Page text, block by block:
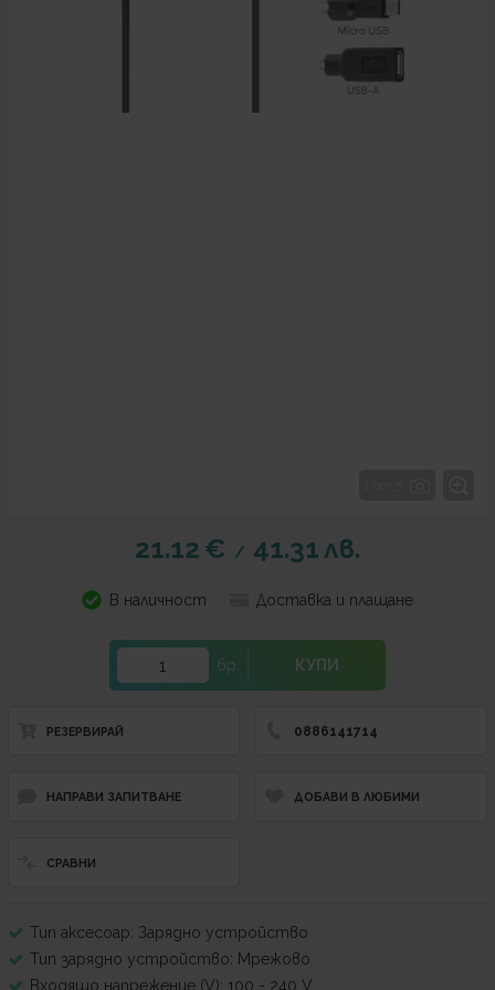
21.12 € / 41.31 лв.
В наличност Доставка и плащане
бр. КУПИ
РЕЗЕРВИРАЙ 0886141714
НАПРАВИ ЗАПИТВАНЕ ДОБАВИ В ЛЮБИМИ
СРАВНИ
Тип аксесоар: Зарядно устройство
Тип зарядно устройство: Мрежово
Входящо напрежение (V): 100 - 240 V